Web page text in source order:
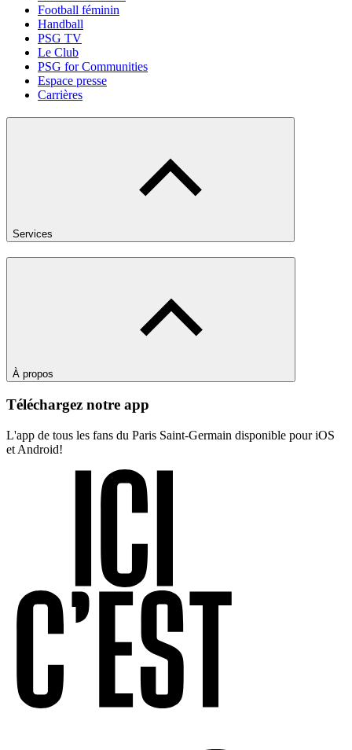
Football féminin
Handball
PSG TV
Le Club
PSG for Communities
Espace presse
Carrières
Services
À propos
Téléchargez notre app
L'app de tous les fans du Paris Saint-Germain disponible pour iOS
et Android!